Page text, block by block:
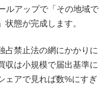
ルアップで「その地域で
態が完成します。
占禁止法の網にかかりに
収は小規模で届出基準に
ェアで見れば数%にすぎ